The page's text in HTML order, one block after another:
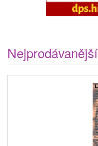
Nejprodávanější